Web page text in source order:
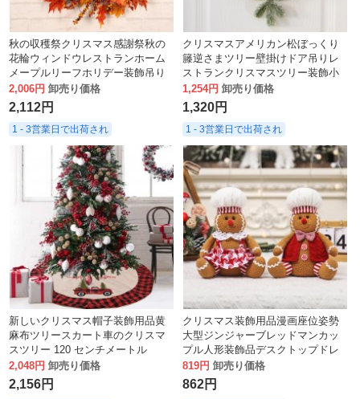
秋の収穫祭クリスマス感謝祭秋の
花輪ウィンドウレストランホーム
メープルリーフホリデー装飾吊り
下げ
2,006円 卸売り価格
2,112円
1 - 3営業日で出荷され
クリスマスアメリカン松ぼっくり
籐逆さまツリー壁掛けドア吊りレ
ストランクリスマスツリー装飾小
道具ガーランド装飾
1,254円 卸売り価格
1,320円
1 - 3営業日で出荷され
新しいクリスマス帽子装飾用品黄
麻布ツリースカート車のクリスマ
スツリー 120 センチメートル
2,048円 卸売り価格
2,156円
クリスマス装飾用品漫画座位姿勢
大型ジンジャーブレッドマンカッ
プル人形装飾品デスクトップドレ
ス小道具卸売
819円 卸売り価格
862円